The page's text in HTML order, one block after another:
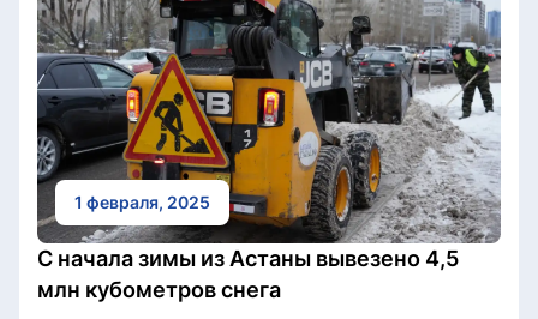
1 февраля, 2025
С начала зимы из Астаны вывезено 4,5
млн кубометров снега